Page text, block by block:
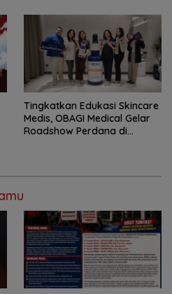
Tingkatkan Edukasi Skincare
Medis, OBAGI Medical Gelar
Roadshow Perdana di